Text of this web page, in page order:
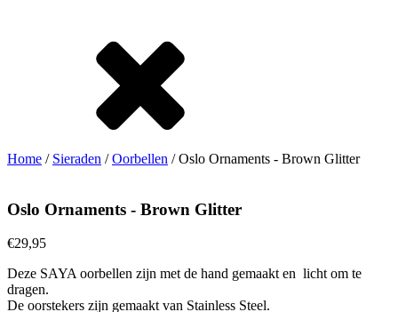
Home / Sieraden /Oorbellen / Oslo Ornaments - Brown Glitter
Oslo Ornaments - Brown Glitter
€29,95
Deze SAYA oorbellen zijn met de hand gemaakt en licht om te
dragen.
De oorstekers zijn gemaakt van Stainless Steel.